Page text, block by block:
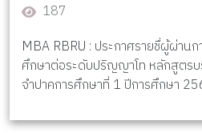
187
MBA RBRU : ประกาศรายชื่ผู้ผ่าน
ศึกษาต่อระดับปริญญาโท หลักสูตร
จำปาคการศึกษาที่ 1 ปีการศึกษา